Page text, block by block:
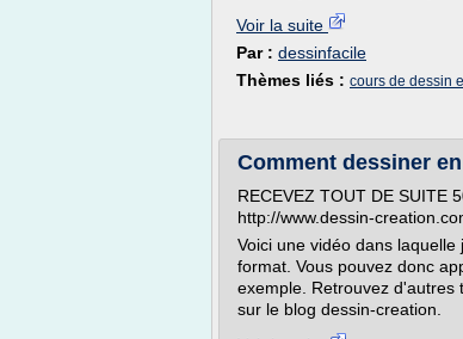
Voir la suite
Par : dessinfacile
Thèmes liés : cours de dessin
Comment dessiner
RECEVEZ TOUT DE SUITE
http://www.dessin-
Voici une vidéo dans
format. Vous pouvez donc
exemple. Retrouvez d'autres
sur le blog dessin-creation.